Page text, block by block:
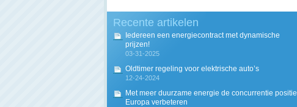
Recente artikelen
Iedereen een energiecontract met dynamische
prijzen!
03-31-2025
Oldtimer regeling voor elektrische auto’s
12-24-2024
Met meer duurzame energie de concurrentie positie
Europa verbeteren